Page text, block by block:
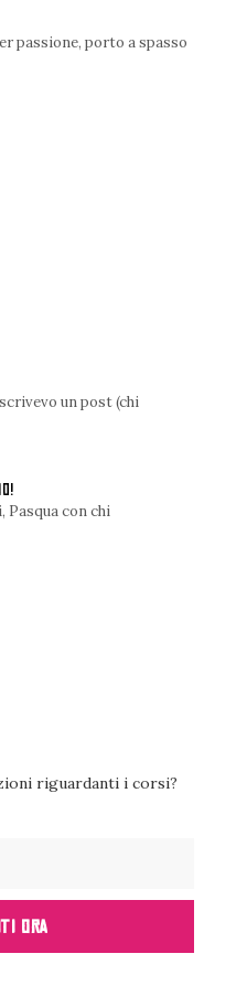
passione, porto a spasso
un post (chi
Pasqua con chi
riguardanti i corsi?
ORA